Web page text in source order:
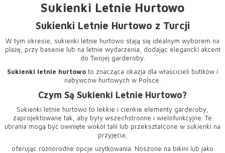
Sukienki Letnie Hurtowo
Sukienki Letnie Hurtowo z Turcji
W tym okresie, sukienki letnie hurtowo stają się idealnym wyborem na
plażę, przy basenie lub na letnie wydarzenia, dodając elegancki akcent
do Twojej garderoby.
Sukienki letnie hurtowo to znacząca okazja dla właścicieli butików i
nabywców hurtowych w Polsce.
Czym Są Sukienki Letnie Hurtowo?
Sukienki letnie hurtowo to lekkie i cienkie elementy garderoby,
zaprojektowane tak, aby były wszechstronne i wielofunkcyjne. Te
ubrania mogą być owinięte wokół talii lub przekształcone w sukienki na
przyjęcia,
oferując różnorodne opcje użytkowania. Noszone na bikini lub jako